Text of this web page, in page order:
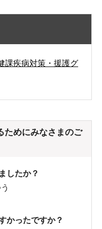
課疾病対策・援護グ
ためにみなさまのご
したか？
かったですか？